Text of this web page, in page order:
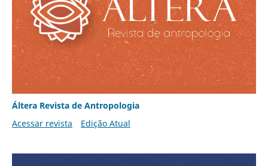
Áltera Revista de Antropologia
Acessar revista
Edição Atual